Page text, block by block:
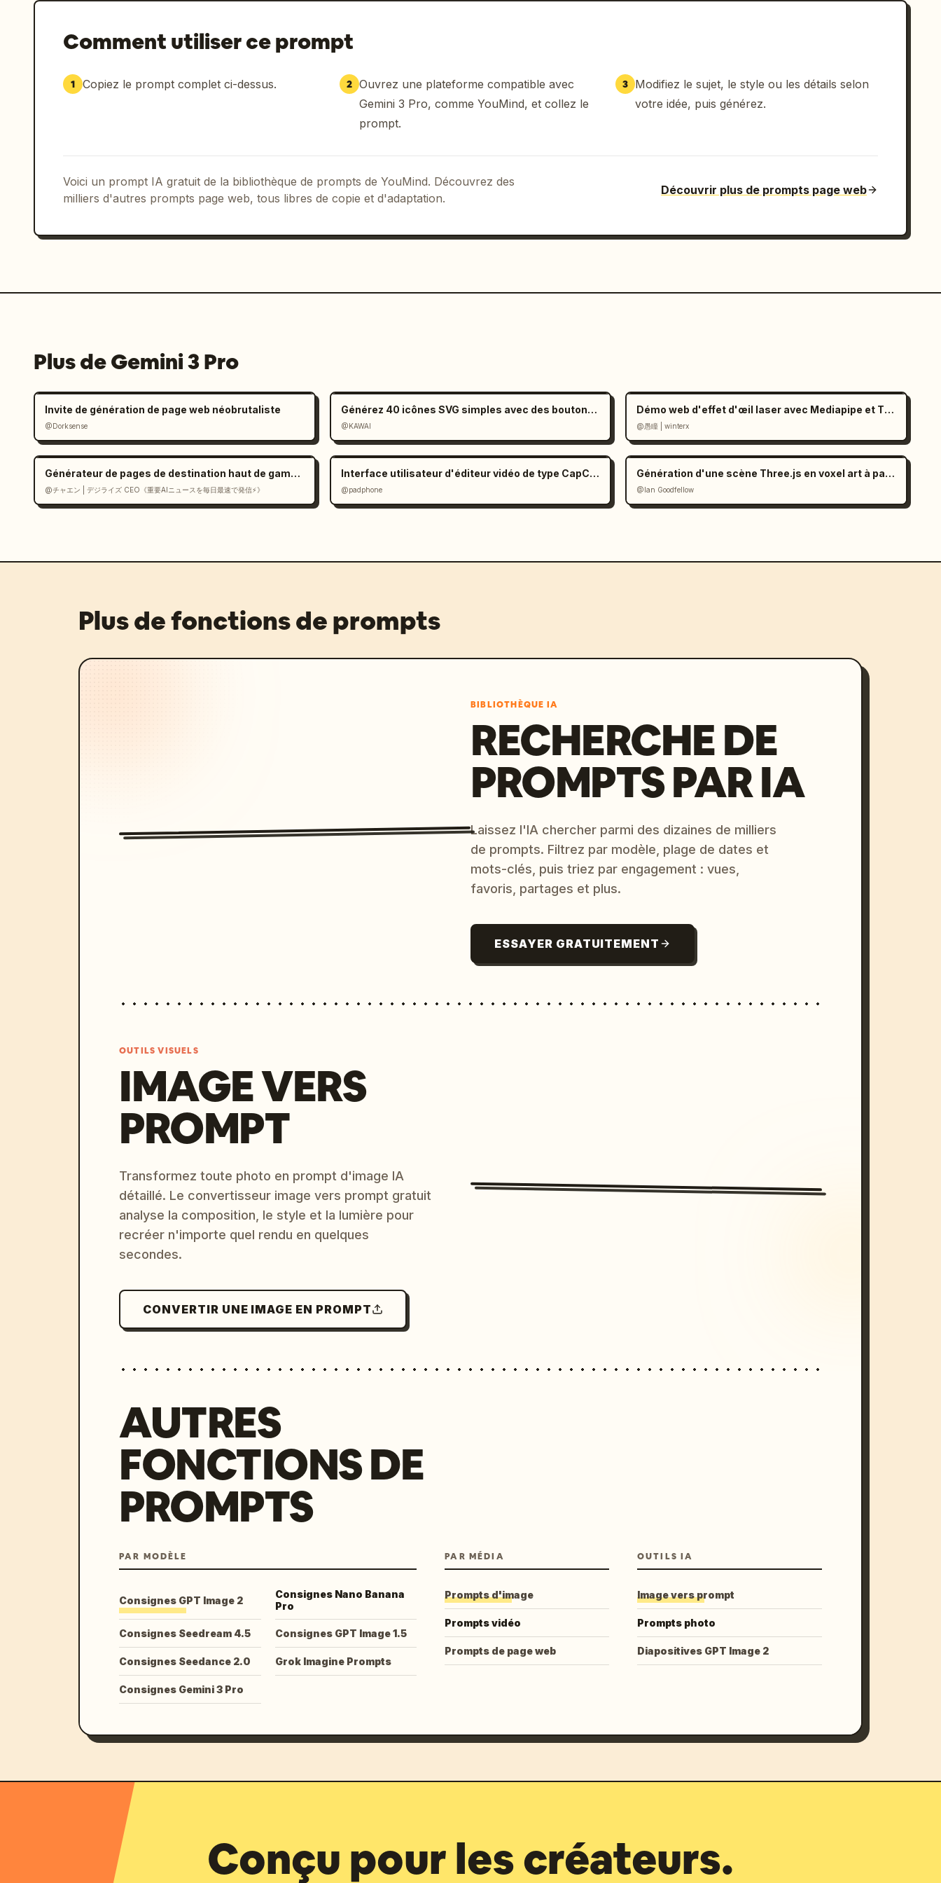
Comment utiliser ce prompt
1 Copiez le prompt complet ci-dessus. 2 Ouvrez une plateforme compatible avec
Gemini 3 Pro, comme YouMind, et collez le
prompt.
3
Modifiez le sujet, le style ou les détails selon
votre idée, puis générez.
Voici un prompt IA gratuit de la bibliothèque de prompts de YouMind. Découvrez des
milliers d'autres prompts page web, tous libres de copie et d'adaptation.
Découvrir plus de prompts page web
Plus de Gemini 3 Pro
Invite de génération de page web néobrutaliste
@Dorksense
Générez 40 icônes SVG simples avec des boutons de téléchargement
@KAWAI
Démo web d'effet d'œil laser avec Mediapipe et Three.js
@愚瞳 | winterx
Générateur de pages de destination haut de gamme de style suisse en React
@チャエン | デジライズ CEO《重要AIニュースを毎日最速で発信⚡️》
Interface utilisateur d'éditeur vidéo de type CapCut dans Gemini
@padphone
Génération d'une scène Three.js en voxel art à partir d'une image (prompt)
@Ian Goodfellow
Plus de fonctions de prompts
BIBLIOTHÈQUE IA
RECHERCHE DE
PROMPTS PAR IA
Laissez l'IA chercher parmi des dizaines de milliers
de prompts. Filtrez par modèle, plage de dates et
mots-clés, puis triez par engagement : vues,
favoris, partages et plus.
ESSAYER GRATUITEMENT
OUTILS VISUELS
IMAGE VERS
PROMPT
Transformez toute photo en prompt d'image IA
détaillé. Le convertisseur image vers prompt gratuit
analyse la composition, le style et la lumière pour
recréer n'importe quel rendu en quelques
secondes.
CONVERTIR UNE IMAGE EN PROMPT
AUTRES
FONCTIONS DE
PROMPTS
PAR MODÈLE
Consignes GPT Image 2
Consignes Nano Banana
Pro
Consignes Seedream 4.5 Consignes GPT Image 1.5
Consignes Seedance 2.0 Grok Imagine Prompts
Consignes Gemini 3 Pro
PAR MÉDIA
Prompts d'image
Prompts vidéo
Prompts de page web
OUTILS IA
Image vers prompt
Prompts photo
Diapositives GPT Image 2
Conçu pour les créateurs.